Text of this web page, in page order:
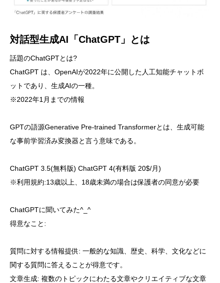
対話型生成AI「ChatGPT」とは
話題のChatGPTとは?
ChatGPT は、OpenAIが2022年に公開した人工知能チャットボ
ットであり、生成AIの一種。
※2022年1月までの情報
GPTの語源Generative Pre-trained Transformerとは、生成可能
な事前学習済み変換器と言う意味である。
ChatGPT 3.5(無料版) ChatGPT 4(有料版 20$/月)
※利用規約:13歳以上、18歳未満の場合は保護者の同意が必要
ChatGPTに聞いてみた^_^
得意なこと:
質問に対する情報提供: 一般的な知識、歴史、科学、文化などに
関する質問に答えることが得意です。
文章生成: 複数のトピックにわたる文章やクリエイティブな文章